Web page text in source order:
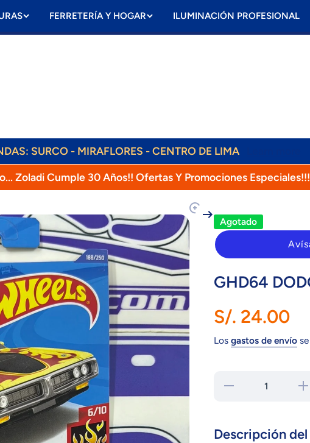
FERRETERÍA Y HOGAR ILUMINACIÓN PROFESIONAL
ENVÍOS DIARIOS! RAPPI, OLVA, SHALOM!
SURCO - MIRAFLORES - CENTRO DE LIMA
Zoladi Cumple 30 Años!! Ofertas Y Promociones Especiales!!!
Agotado
GHD64
S/. 24.00
Los gastos de envíose
Reducir
CHARGER
Descripción